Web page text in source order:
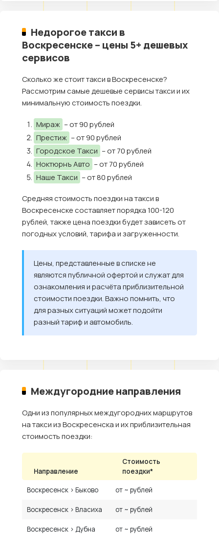
Недорогое такси в
Воскресенске – цены 5+ дешевых
сервисов
Сколько же стоит такси в Воскресенске?
Рассмотрим самые дешевые сервисы такси и их
минимальную стоимость поездки.
Мираж – от 90 рублей
Престиж – от 90 рублей
Городское Такси – от 70 рублей
Ноктюрнъ Авто – от 70 рублей
Наше Такси – от 80 рублей
Средняя стоимость поездки на такси в
Воскресенске составляет порядка 100-120
рублей, также цена поездки будет зависеть от
погодных условий, тарифа и загруженности.
Цены, представленные в списке не
являются публичной офертой и служат для
ознакомления и расчёта приблизительной
стоимости поездки. Важно помнить, что
для разных ситуаций может подойти
разный тариф и автомобиль.
Междугородние направления
Одни из популярных междугородних маршрутов
на такси из Воскресенска и их приблизительная
стоимость поездки:
Направление
Стоимость
поездки*
Воскресенск › Быково от ~ рублей
Воскресенск › Власиха от ~ рублей
Воскресенск › Дубна от ~ рублей